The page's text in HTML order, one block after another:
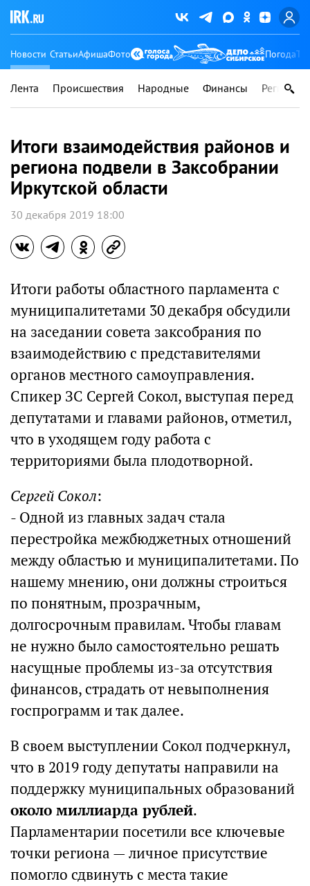
Новости СтатьиАфишаФото Погода
Лента Происшествия Народные Финансы Регионы
Итоги взаимодействия районов и
региона подвели в Заксобрании
Иркутской области
30 декабря 2019 18:00
Итоги работы областного парламента с
муниципалитетами 30 декабря обсудили
на заседании совета заксобрания по
взаимодействию с представителями
органов местного самоуправления.
Спикер ЗС Сергей Сокол, выступая перед
депутатами и главами районов, отметил,
что в уходящем году работа с
территориями была плодотворной.
Сергей Сокол:
- Одной из главных задач стала
перестройка межбюджетных отношений
между областью и муниципалитетами. По
нашему мнению, они должны строиться
по понятным, прозрачным,
долгосрочным правилам. Чтобы главам
не нужно было самостоятельно решать
насущные проблемы из-за отсутствия
финансов, страдать от невыполнения
госпрограмм и так далее.
В своем выступлении Сокол подчеркнул,
что в 2019 году депутаты направили на
поддержку муниципальных образований
около миллиарда рублей.
Парламентарии посетили все ключевые
точки региона — личное присутствие
помогло сдвинуть с места такие